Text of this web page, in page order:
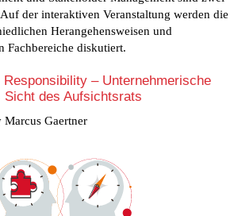
der interaktiven Veranstaltung werden die
Herangehensweisen und
Fachbereiche diskutiert.
– Unternehmerische
Sicht des Aufsichtsrats
Marcus Gaertner